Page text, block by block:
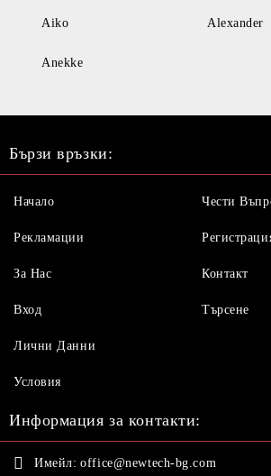
Aiko Alexander
Anekke
Бързи връзки:
Начало
Рекламации
За Нас
Вход
Чести
Контакт
Търсене
Лични Данни
Условия
Информация за контакти:
Имейл: office@newtech-bg.com